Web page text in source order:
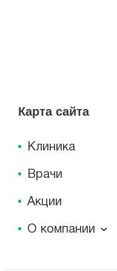
Карта сайта
Клиника
Врачи
Акции
О компании